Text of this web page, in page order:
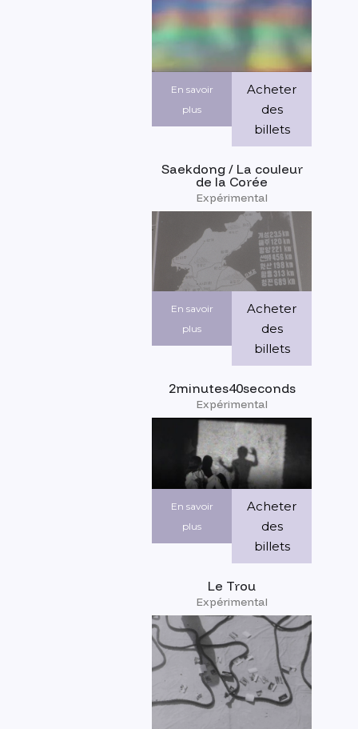
En savoir
plus
Acheter
des
billets
Saekdong / La couleur
de la Corée
Expérimental
En savoir
plus
Acheter
des
billets
2minutes40seconds
Expérimental
En savoir
plus
Acheter
des
billets
Le Trou
Expérimental